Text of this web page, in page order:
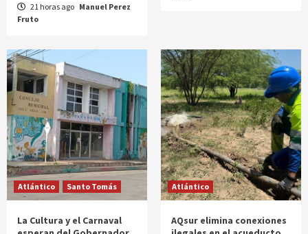
21 horas ago Manuel Perez
Fruto
Atlántico Santo Tomás
La Cultura y el Carnaval
Atlántico
AQsur elimina conexiones